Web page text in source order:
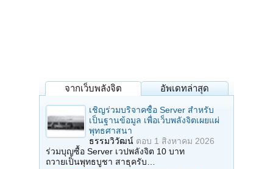
จากเว็บพลังจิต อัพเดทล่าสุด
เชิญร่วมบริจาคซื้อ Server สำหรับ
เป็นฐานข้อมูล เพื่อเว็บพลังจิตเผยแผ่
พุทธศาสนา
ธรรมวิวัฒน์ ตอบ 1 สิงหาคม 2026
ร่วมบุญซื้อ Server เวปพลังจิต 10 บาท
ถวายเป็นพุทธบูชา สาธุครับ…